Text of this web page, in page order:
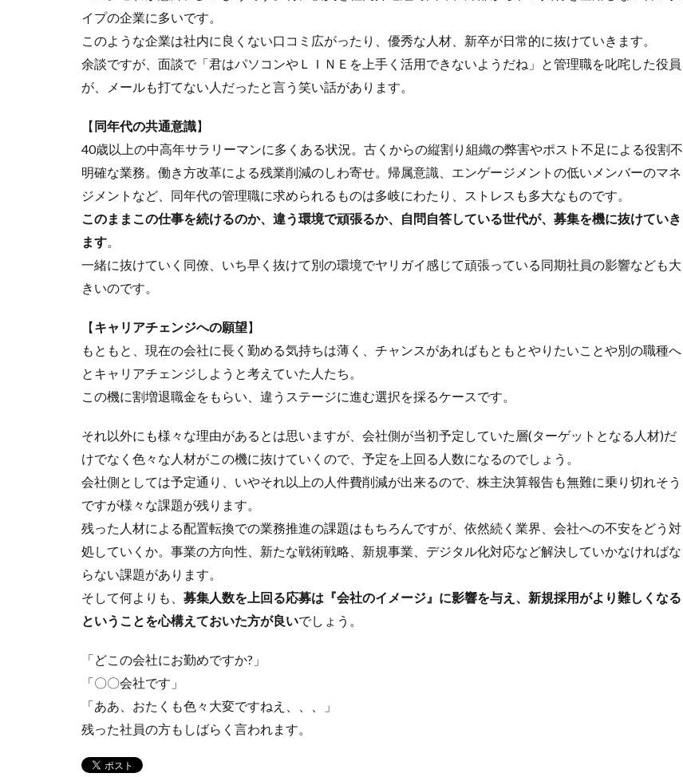
イプの企業に多いです。
このような企業は社内に良くない口コミ広がったり、優秀な人材、新卒が日常的に抜けていきます。
余談ですが、面談で「君はパソコンやＬＩＮＥを上手く活用できないようだね」と管理職を叱咤した役員
が、メールも打てない人だったと言う笑い話があります。
【同年代の共通意識】
40歳以上の中高年サラリーマンに多くある状況。古くからの縦割り組織の弊害やポスト不足による役割不
明確な業務。働き方改革による残業削減のしわ寄せ。帰属意識、エンゲージメントの低いメンバーのマネ
ジメントなど、同年代の管理職に求められるものは多岐にわたり、ストレスも多大なものです。
このままこの仕事を続けるのか、違う環境で頑張るか、自問自答している世代が、募集を機に抜けていき
ます。
一緒に抜けていく同僚、いち早く抜けて別の環境でヤリガイ感じて頑張っている同期社員の影響なども大
きいのです。
【キャリアチェンジへの願望】
もともと、現在の会社に長く勤める気持ちは薄く、チャンスがあればもともとやりたいことや別の職種へ
とキャリアチェンジしようと考えていた人たち。
この機に割増退職金をもらい、違うステージに進む選択を採るケースです。
それ以外にも様々な理由があるとは思いますが、会社側が当初予定していた層(ターゲットとなる人材)だ
けでなく色々な人材がこの機に抜けていくので、予定を上回る人数になるのでしょう。
会社側としては予定通り、いやそれ以上の人件費削減が出来るので、株主決算報告も無難に乗り切れそう
ですが様々な課題が残ります。
残った人材による配置転換での業務推進の課題はもちろんですが、依然続く業界、会社への不安をどう対
処していくか。事業の方向性、新たな戦術戦略、新規事業、デジタル化対応など解決していかなければな
らない課題があります。
そして何よりも、 募集人数を上回る応募は『会社のイメージ』に影響を与え、新規採用がより難しくなる
ということを心構えておいた方が良いでしょう。
「どこの会社にお勤めですか?」
「〇〇会社です」
「ああ、おたくも色々大変ですねえ、、、」
残った社員の方もしばらく言われます。